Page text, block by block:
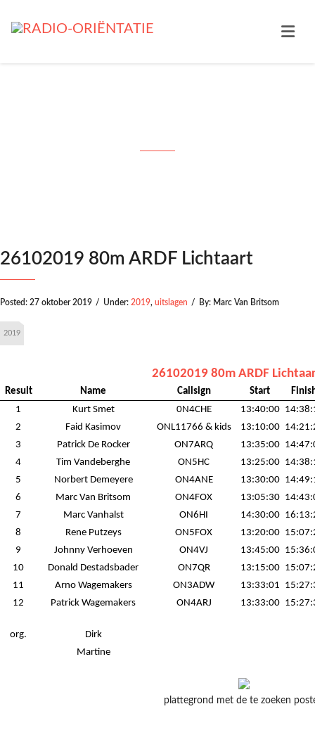
26102019 80m ARDF Lichtaart
Posted: 27 oktober 2019 / Under: 2019, uitslagen / By: Marc Van Britsom
2019
26102019 80m ARDF
Result Name Callsign Start
1
Kurt Smet 0N4CHE 13:40:00
2
Faid Kasimov ONL11766 & kids 13:10:00
3
Patrick De Rocker ON7ARQ 13:35:00
4
Tim Vandeberghe ON5HC 13:25:00
5
Norbert Demeyere ON4ANE 13:30:00
6
Marc Van Britsom ON4FOX 13:05:30
7
Marc Vanhalst ON6HI 14:30:00
8
Rene Putzeys ON5FOX 13:20:00
9
Johnny Verhoeven ON4VJ 13:45:00
10
Donald Destadsbader ON7QR 13:15:00
11
Arno Wagemakers ON3ADW 13:33:01
12
Patrick Wagemakers ON4ARJ 13:33:00
org.
Dirk
Martine
plattegrond met de te zoeken